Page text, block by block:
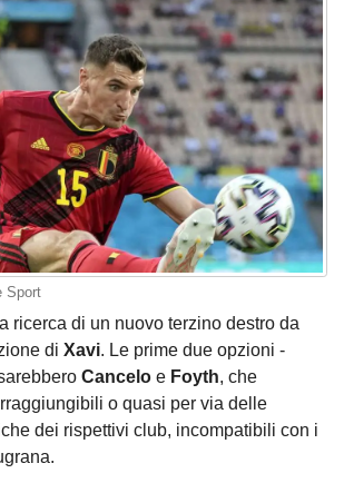
Sport
ricerca di un nuovo terzino destro da
di Xavi. Le prime due opzioni -
Cancelo e Foyth, che
o quasi per via delle
dei rispettivi club, incompatibili con i